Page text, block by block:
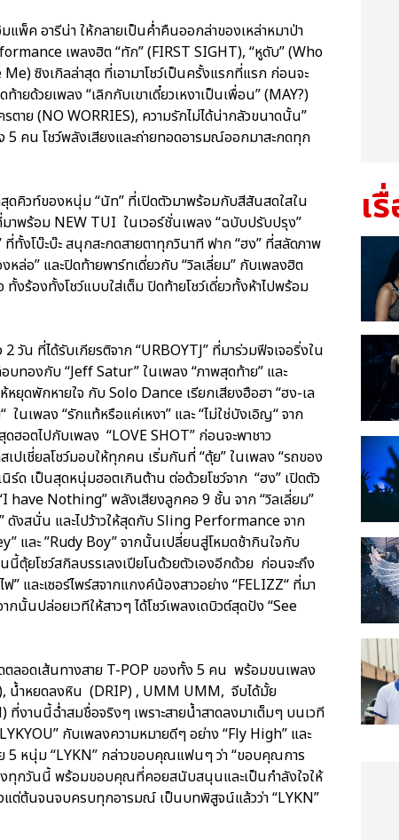
พ็ค อารีน่า ให้กลายเป็นค่ำคืนออกล่าของเหล่าหมาป่า
เพลงฮิต “ทัก” (FIRST SIGHT), “หูดับ” (Who
ซิงเกิลล่าสุด ที่เอามาโชว์เป็นครั้งแรกที่แรก ก่อนจะ
ด้วยเพลง “เลิกกับเขาเดี๋ยวเหงาเป็นเพื่อน” (MAY?)
าย (NO WORRIES), ความรักไม่ได้น่ากลัวขนาดนั้น”
คน โชว์พลังเสียงและถ่ายทอดอารมณ์ออกมาสะกดทุก
สุดคิวท์ของหนุ่ม “นัท” ที่เปิดตัวมาพร้อมกับสีสันสดใสใน
าพร้อม NEW TUI ในเวอร์ชั่นเพลง “ฉบับปรับปรุง”
ที่ทั้งโบ๊ะบ๊ะ สนุกสะกดสายตาทุกวินาที ฟาก “ฮง” ที่สลัดภาพ
อ” และปิดท้ายพาร์ทเดี่ยวกับ “วิลเลี่ยม” กับเพลงฮิต
องทั้งโชว์แบบใส่เต็ม ปิดท้ายโชว์เดี่ยวทั้งห้าไปพร้อม
น ที่ได้รับเกียรติจาก “URBOYTJ” ที่มาร่วมฟีจเจอริ่งใน
บทองกับ “Jeff Satur” ในเพลง “ภาพสุดท้าย” และ
ยุดพักหายใจ กับ Solo Dance เรียกเสียงฮือฮา “ฮง-เล
นเพลง “รักแท้หรือแค่เหงา” และ “ไม่ใช่บังเอิญ“ จาก
ฮอตไปกับเพลง “LOVE SHOT” ก่อนจะพาชาว
ปเชี่ยลโชว์มอบให้ทุกคน เริ่มกันที่ “ตุ้ย” ในเพลง “รถของ
ด เป็นสุดหนุ่มฮอตเกินต้าน ต่อด้วยโชว์จาก “ฮง” เปิดตัว
have Nothing” พลังเสียงลูกคอ 9 ชั้น จาก “วิลเลี่ยม”
ดังสนั่น และไปว้าวให้สุดกับ Sling Performance จาก
และ ”Rudy Boy” จากนั้นเปลี่ยนสู่โหมดช้ากินใจกับ
นี้ตุ้ยโชว์สกิลบรรเลงเปียโนด้วยตัวเองอีกด้วย ก่อนจะถึง
ละเซอร์ไพร์สจากแกงค์น้องสาวอย่าง “FELIZZ“ ที่มา
นปล่อยเวทีให้สาวๆ ได้โชว์เพลงเดบิวต์สุดปัง “See
ตลอดเส้นทางสาย T-POP ของทั้ง 5 คน พร้อมขนเพลง
น้ำหยดลงหิน (DRIP) , UMM UMM, จีบได้มั้ย
ที่งานนี้ฉ่ำสมชื่อจริงๆ เพราะสายน้ำสาดลงมาเต็มๆ บนเวที
กับเพลงความหมายดีๆ อย่าง “Fly High” และ
ย 5 หนุ่ม “LYKN” กล่าวขอบคุณแฟนๆ ว่า “ขอบคุณการ
งทุกวันนี้ พร้อมขอบคุณที่คอยสนับสนุนและเป็นกำลังใจให้
แต่ต้นจนจบครบทุกอารมณ์ เป็นบทพิสูจน์แล้วว่า “LYKN”
เ